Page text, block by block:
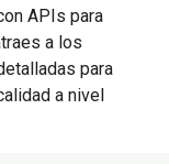
APIs para
a los
para
a nivel